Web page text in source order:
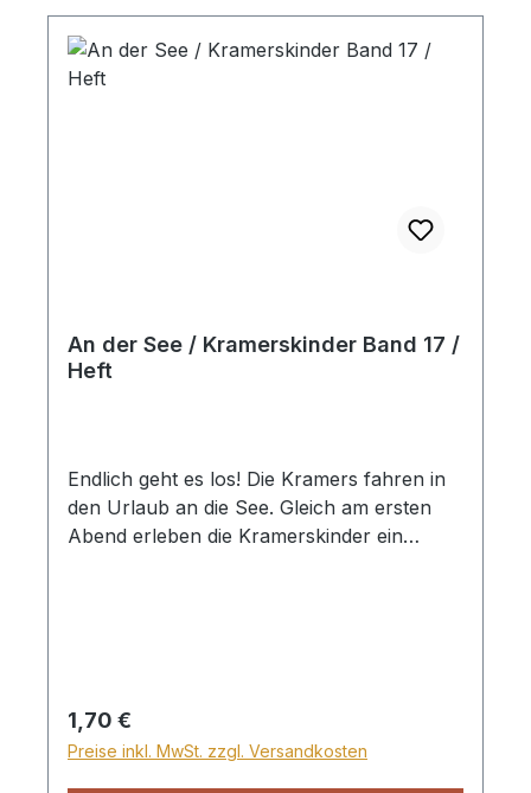
An der See / Kramerskinder Band 17 /
Heft
Endlich geht es los! Die Kramers fahren in
den Urlaub an die See. Gleich am ersten
Abend erleben die Kramerskinder ein
Regulärer Preis:
1,70 €
Preise inkl. MwSt. zzgl. Versandkosten